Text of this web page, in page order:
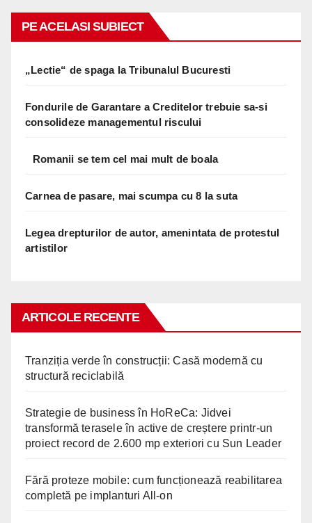
PE ACELASI SUBIECT
„Lectie“ de spaga la Tribunalul Bucuresti
Fondurile de Garantare a Creditelor trebuie sa-si
consolideze managementul riscului
Romanii se tem cel mai mult de boala
Carnea de pasare, mai scumpa cu 8 la suta
Legea drepturilor de autor, amenintata de protestul
artistilor
ARTICOLE RECENTE
Tranziția verde în construcții: Casă modernă cu
structură reciclabilă
Strategie de business în HoReCa: Jidvei
transformă terasele în active de creștere printr-un
proiect record de 2.600 mp exteriori cu Sun Leader
Fără proteze mobile: cum funcționează reabilitarea
completă pe implanturi All-on